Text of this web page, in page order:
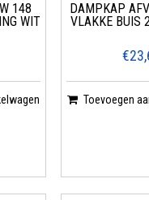
148
WIT
DAMPKAP
VLAKKE BUIS
Toevoegen